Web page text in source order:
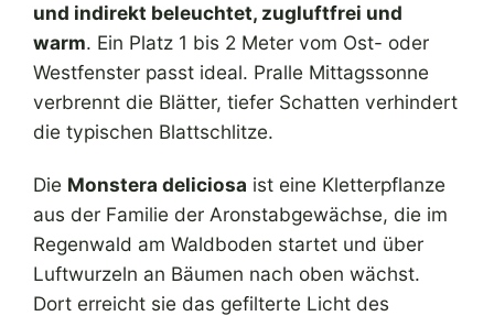
und indirekt beleuchtet, zugluftfrei und
warm. Ein Platz 1 bis 2 Meter vom Ost- oder
Westfenster passt ideal. Pralle Mittagssonne
verbrennt die Blätter, tiefer Schatten verhindert
die typischen Blattschlitze.
Die Monstera deliciosa ist eine Kletterpflanze
aus der Familie der Aronstabgewächse, die im
Regenwald am Waldboden startet und über
Luftwurzeln an Bäumen nach oben wächst.
Dort erreicht sie das gefilterte Licht des